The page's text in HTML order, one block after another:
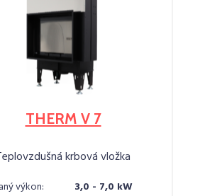
THERM V 7
krbová vložka
výkon:
3,0 - 7,0 kW